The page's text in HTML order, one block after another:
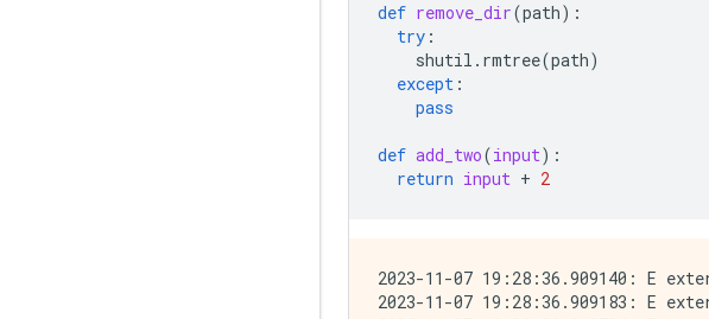
def remove_dir(path):
try :
shutil . rmtree(path)
except :
pass
def add_two(input):
return input + 2
2023-11-07 19:28:36.909140: E
2023-11-07 19:28:36.909183: E